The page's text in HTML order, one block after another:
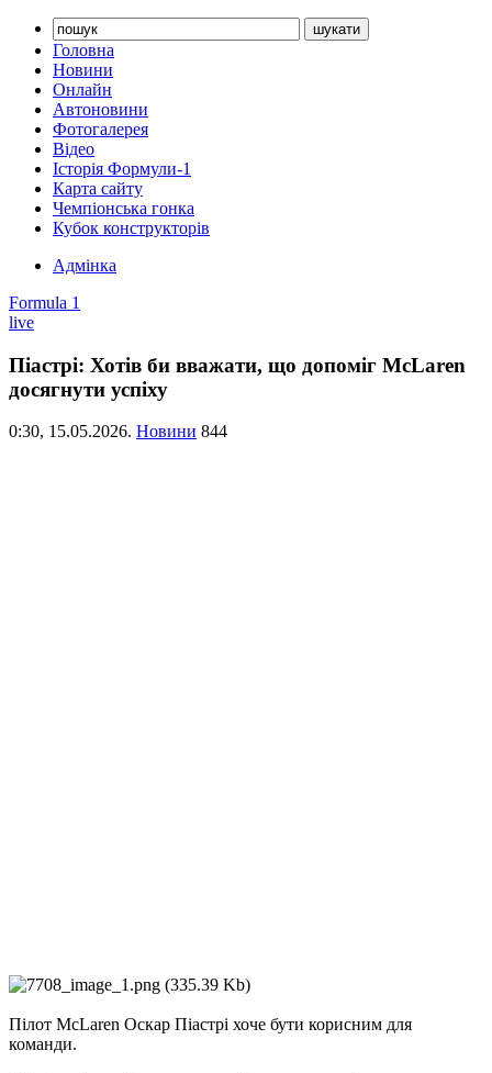
Головна
Новини
Онлайн
Автоновини
Фотогалерея
Відео
Історія Формули-1
Карта сайту
Чемпіонська гонка
Кубок конструкторів
Адмінка
Formula 1
live
Піастрі: Хотів би вважати, що допоміг McLaren
досягнути успіху
0:30, 15.05.2026. Новини 844
Пілот McLaren Оскар Піастрі хоче бути корисним для
команди.